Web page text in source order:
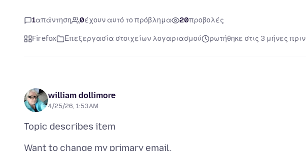
1απάντηση 0έχουν αυτό το πρόβλημα 20προβολές
Firefox Επεξεργασία στοιχείων λογαριασμού ρωτήθηκε στις 3 μήνες πριν
william dollimore
4/25/26, 1:53 AM